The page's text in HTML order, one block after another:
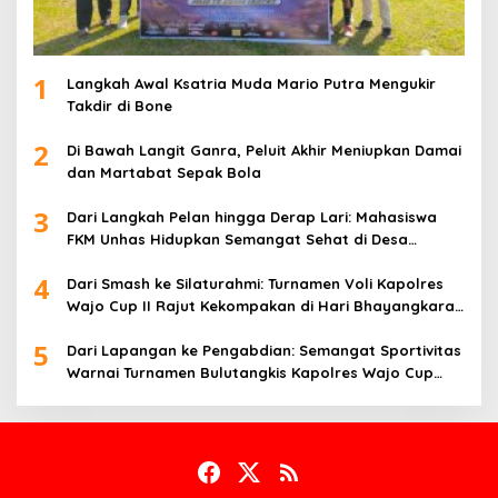
1
Langkah Awal Ksatria Muda Mario Putra Mengukir
Takdir di Bone
2
Di Bawah Langit Ganra, Peluit Akhir Meniupkan Damai
dan Martabat Sepak Bola
3
Dari Langkah Pelan hingga Derap Lari: Mahasiswa
FKM Unhas Hidupkan Semangat Sehat di Desa
4
Dari Smash ke Silaturahmi: Turnamen Voli Kapolres
Wajo Cup II Rajut Kekompakan di Hari Bhayangkara
5
Dari Lapangan ke Pengabdian: Semangat Sportivitas
Warnai Turnamen Bulutangkis Kapolres Wajo Cup